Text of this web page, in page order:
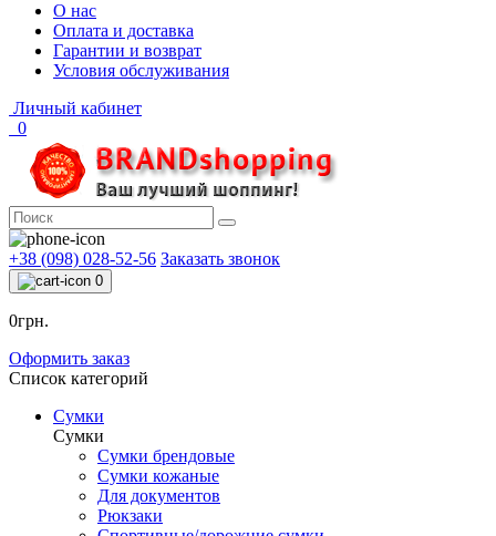
О нас
Оплата и доставка
Гарантии и возврат
Условия обслуживания
Личный кабинет
0
+38 (098) 028-52-56 Заказать звонок
0
0грн.
Оформить заказ
Список категорий
Сумки
Сумки
Сумки брендовые
Сумки кожаные
Для документов
Рюкзаки